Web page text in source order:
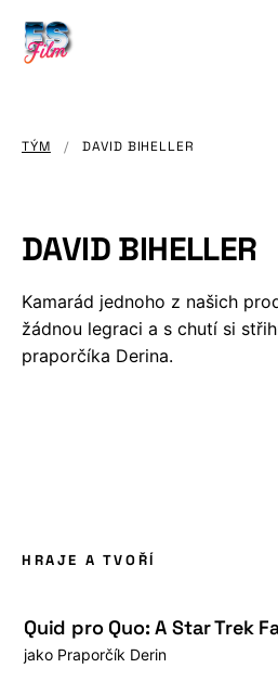
OBSAHU
TÝM / DAVID BIHELLER
DAVID BIHELLER
Kamarád jednoho z našich
žádnou legraci a s chutí si
praporčíka Derina.
HRAJE A TVOŘÍ
Quid pro Quo: A Star Trek
jako Praporčík Derin